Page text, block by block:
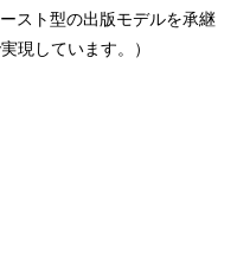
スト型の出版モデルを承継
現しています。）